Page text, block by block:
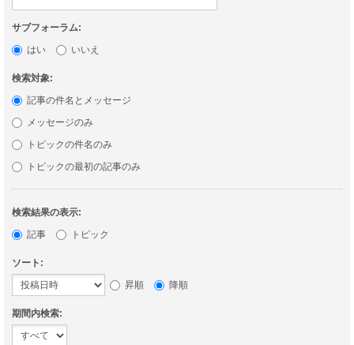
サブフォーラム:
はい
いいえ
検索対象:
記事の件名とメッセージ
メッセージのみ
トピックの件名のみ
トピックの最初の記事のみ
検索結果の表示:
記事
トピック
ソート:
昇順
降順
期間内検索: